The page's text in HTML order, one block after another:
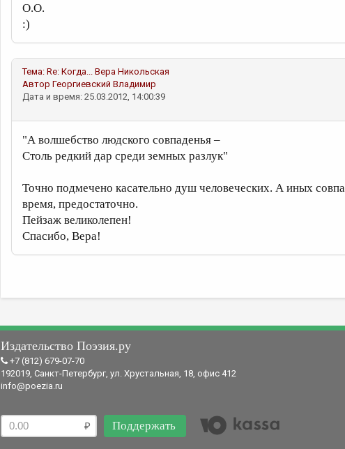
О.О.
:)
Тема: Re: Когда...
Вера Никольская
Автор Георгиевский Владимир
Дата и время: 25.03.2012, 14:00:39
"А волшебство людского совпаденья –
Столь редкий дар среди земных разлук"
Точно подмечено касательно душ человеческих. А иных
время, предостаточно.
Пейзаж великолепен!
Спасибо, Вера!
Издательство Поэзия.ру
+7 (812) 679-07-70
192019, Санкт-Петербург, ул. Хрустальная, 18, офис 412
info@poezia.ru
Поддержать